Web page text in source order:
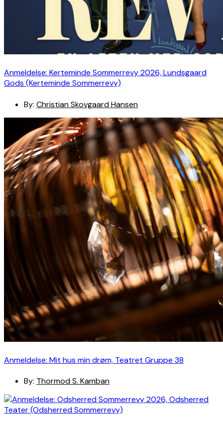
Anmeldelse: Kerteminde Sommerrevy 2026, Lundsgaard
Gods (Kerteminde Sommerrevy)
By: Christian Skovgaard Hansen
Anmeldelse: Mit hus min drøm, Teatret Gruppe 38
By: Thormod S. Kamban